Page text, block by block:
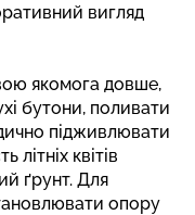
вигляд
якомога довше,
бутони, поливати
підживлювати
літніх квітів
ґрунт. Для
опору